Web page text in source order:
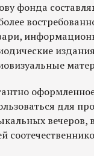
фонда
для
вечеров,